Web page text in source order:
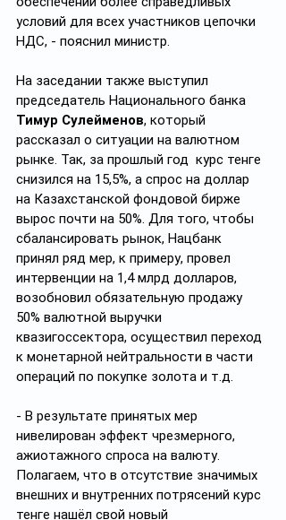
условий для всех участников цепочки
НДС, - пояснил министр.
На заседании также выступил
председатель Национального банка
Тимур Сулейменов, который
рассказал о ситуации на валютном
рынке. Так, за прошлый год  курс тенге
снизился на 15,5%, а спрос на доллар
на Казахстанской фондовой бирже
вырос почти на 50%. Для того, чтобы
сбалансировать рынок, Нацбанк
принял ряд мер, к примеру, провел
интервенции на 1,4 млрд долларов,
возобновил обязательную продажу
50% валютной выручки
квазигоссектора, осуществил переход
к монетарной нейтральности в части
операций по покупке золота и т.д.
- В результате принятых мер
нивелирован эффект чрезмерного,
ажиотажного спроса на валюту.
Полагаем, что в отсутствие значимых
внешних и внутренних потрясений курс
тенге нашёл свой новый